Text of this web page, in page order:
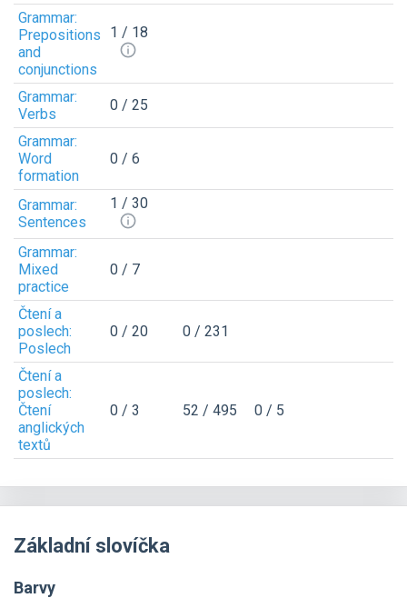
Grammar:
Prepositions
and
conjunctions
1 / 18
Grammar:
Verbs
0 / 25
Grammar:
Word
formation
0 / 6
Grammar:
Sentences
1 / 30
Grammar:
Mixed
practice
0 / 7
Čtení a
poslech:
Poslech
0 / 20 0 / 231
Čtení a
poslech:
Čtení
anglických
textů
0 / 3 52 / 495 0 / 5
Základní slovíčka
Barvy